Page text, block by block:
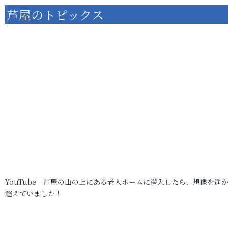
芦屋のトピックス
YouTube 芦屋の山の上にある老人ホームに潜入したら、想像を遥
超えていました！